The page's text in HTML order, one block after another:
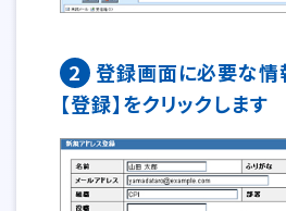
2 登録画面に必要な情
【登録】をクリックします